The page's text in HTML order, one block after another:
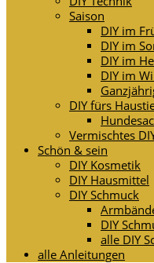
Saison
DIY im
DIY im
DIY im
DIY im
DIY fürs
Vermischtes
Schön & sein
DIY Kosmetik
DIY Hausmittel
DIY Schmuck
DIY
alle DIY
alle Anleitungen